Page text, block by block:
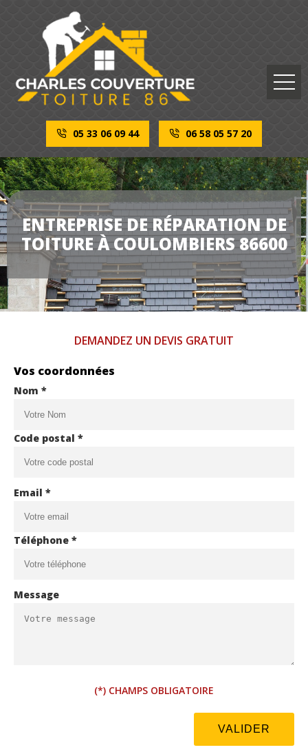
05 33 06 09 44 06 58 05 57 20
ENTREPRISE DE RÉPARATION DE
TOITURE À COULOMBIERS 86600
DEMANDEZ UN DEVIS GRATUIT
Vos coordonnées
Nom *
Code postal *
Email *
Téléphone *
Message
(*) CHAMPS OBLIGATOIRE